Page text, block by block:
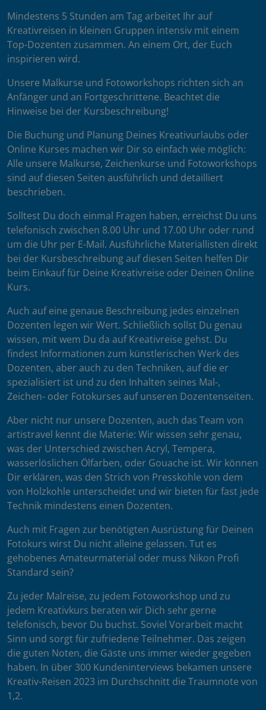
Mindestens 5 Stunden am Tag arbeitet Ihr auf
Kreativreisen in kleinen Gruppen intensiv mit einem
Top-Dozenten zusammen. An einem Ort, der Euch
inspirieren wird.
Unsere Malkurse und Fotoworkshops richten sich an
Anfänger und an Fortgeschrittene. Beachtet die
Hinweise bei der Kursbeschreibung!
Die Buchung und Planung Deines Kreativurlaubs oder
Online Kurses machen wir Dir so einfach wie möglich:
Alle unsere Malkurse, Zeichenkurse und Fotoworkshops
sind auf diesen Seiten ausführlich und detailliert
beschrieben.
Solltest Du doch einmal Fragen haben, erreichst Du uns
telefonisch zwischen 8.00 Uhr und 17.00 Uhr oder rund
um die Uhr per E-Mail. Ausführliche Materiallisten direkt
bei der Kursbeschreibung auf diesen Seiten helfen Dir
beim Einkauf für Deine Kreativreise oder Deinen Online
Kurs.
Auch auf eine genaue Beschreibung jedes einzelnen
Dozenten legen wir Wert. Schließlich sollst Du genau
wissen, mit wem Du da auf Kreativreise gehst. Du
findest Informationen zum künstlerischen Werk des
Dozenten, aber auch zu den Techniken, auf die er
spezialisiert ist und zu den Inhalten seines Mal-,
Zeichen- oder Fotokurses auf unseren Dozentenseiten.
Aber nicht nur unsere Dozenten, auch das Team von
artistravel kennt die Materie: Wir wissen sehr genau,
was der Unterschied zwischen Acryl, Tempera,
wasserlöslichen Ölfarben, oder Gouache ist. Wir können
Dir erklären, was den Strich von Presskohle von dem
von Holzkohle unterscheidet und wir bieten für fast jede
Technik mindestens einen Dozenten.
Auch mit Fragen zur benötigten Ausrüstung für Deinen
Fotokurs wirst Du nicht alleine gelassen. Tut es
gehobenes Amateurmaterial oder muss Nikon Profi
Standard sein?
Zu jeder Malreise, zu jedem Fotoworkshop und zu
jedem Kreativkurs beraten wir Dich sehr gerne
telefonisch, bevor Du buchst. Soviel Vorarbeit macht
Sinn und sorgt für zufriedene Teilnehmer. Das zeigen
die guten Noten, die Gäste uns immer wieder gegeben
haben. In über 300 Kundeninterviews bekamen unsere
Kreativ-Reisen 2023 im Durchschnitt die Traumnote von
1,2.